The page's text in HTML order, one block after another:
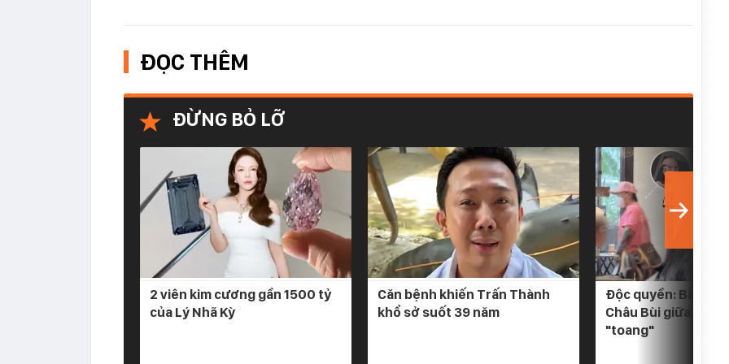
ĐỌC THÊM
ĐỪNG BỎ LỠ
2 viên kim cương gần 1500 tỷ
của Lý Nhã Kỳ
Căn bệnh khiến Trấn Thành
khổ sở suốt 39 năm
Độc quyền: Bắt gặp
Châu Bùi giữa tin
"toang"